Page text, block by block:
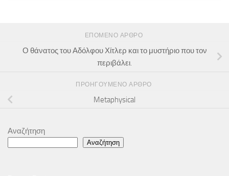
ΕΠΌΜΕΝΟ ΆΡΘΡΟ
Ο θάνατος του Αδόλφου Χίτλερ και το μυστήριο που τον
περιβάλει.
ΠΡΟΗΓΟΎΜΕΝΟ ΆΡΘΡΟ
Metaphysical
Αναζήτηση
Αναζήτηση